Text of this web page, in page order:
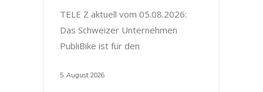
TELE Z aktuell vom 05.08.2026:
Das Schweizer Unternehmen
PubliBike ist für den
5. August 2026